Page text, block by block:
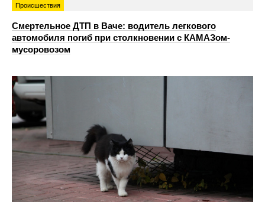
Происшествия
Смертельное ДТП в Ваче: водитель легкового
автомобиля погиб при столкновении с КАМАЗом-
мусоровозом